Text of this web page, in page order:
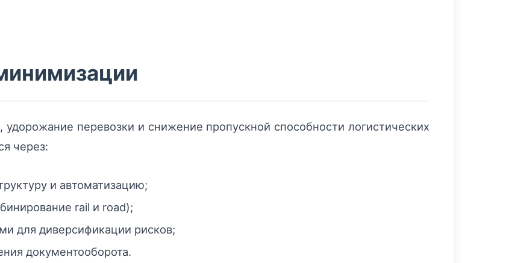
перевозки и снижение пропускной способности логистических
через:
и автоматизацию;
rail и road);
для диверсификации рисков;
документооборота.